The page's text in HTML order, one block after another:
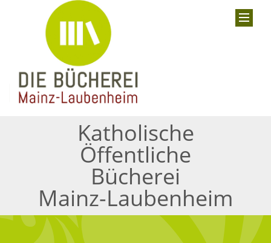
Katholische
Öffentliche
Bücherei
Mainz-Laubenheim